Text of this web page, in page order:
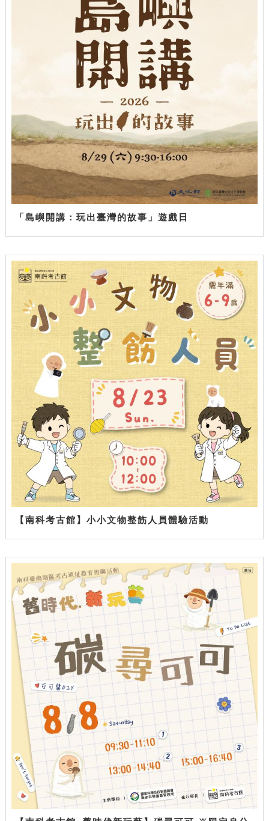
「島嶼開講：玩出臺灣的故事」遊戲日
【南科考古館】小小文物整飭人員體驗活動